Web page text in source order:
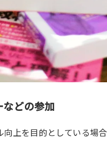
などの参加
向上を目的としている場